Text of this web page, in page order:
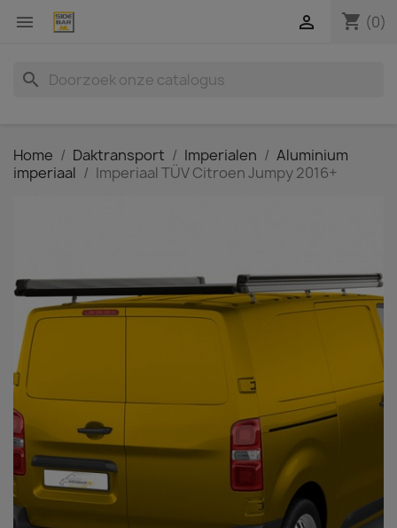
 shopping_cart (0)

search
Home Daktransport Imperialen
Aluminium
imperiaal
Imperiaal TÜV Citroen Jumpy 2016+